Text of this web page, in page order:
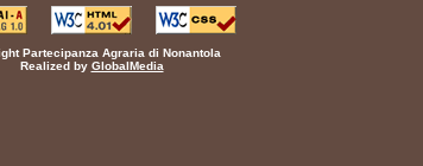
Partecipanza Agraria di Nonantola
Realized by GlobalMedia